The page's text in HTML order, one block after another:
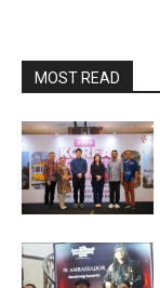
MOST READ